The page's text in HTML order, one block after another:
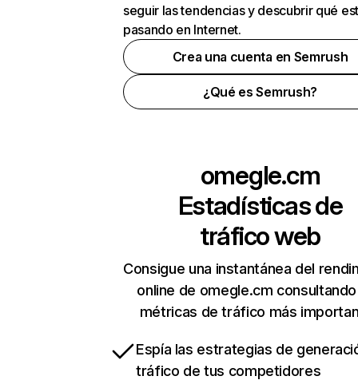
seguir las tendencias y descubrir qué
pasando en Internet.
Crea una cuenta en Semrush
¿Qué es Semrush?
omegle.cm
Estadísticas de
tráfico web
Consigue una instantánea del
online de omegle.cm
métricas de tráfico más
Espía las estrategias de
tráfico de tus competidores